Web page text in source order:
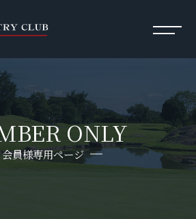
ONLY
会員様専用ページ